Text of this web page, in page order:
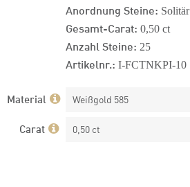
Anordnung Steine: Solitär
Gesamt-Carat: 0,50 ct
Anzahl Steine: 25
Artikelnr.: I-FCTNKPI-10
Material Weißgold 585
Carat 0,50 ct